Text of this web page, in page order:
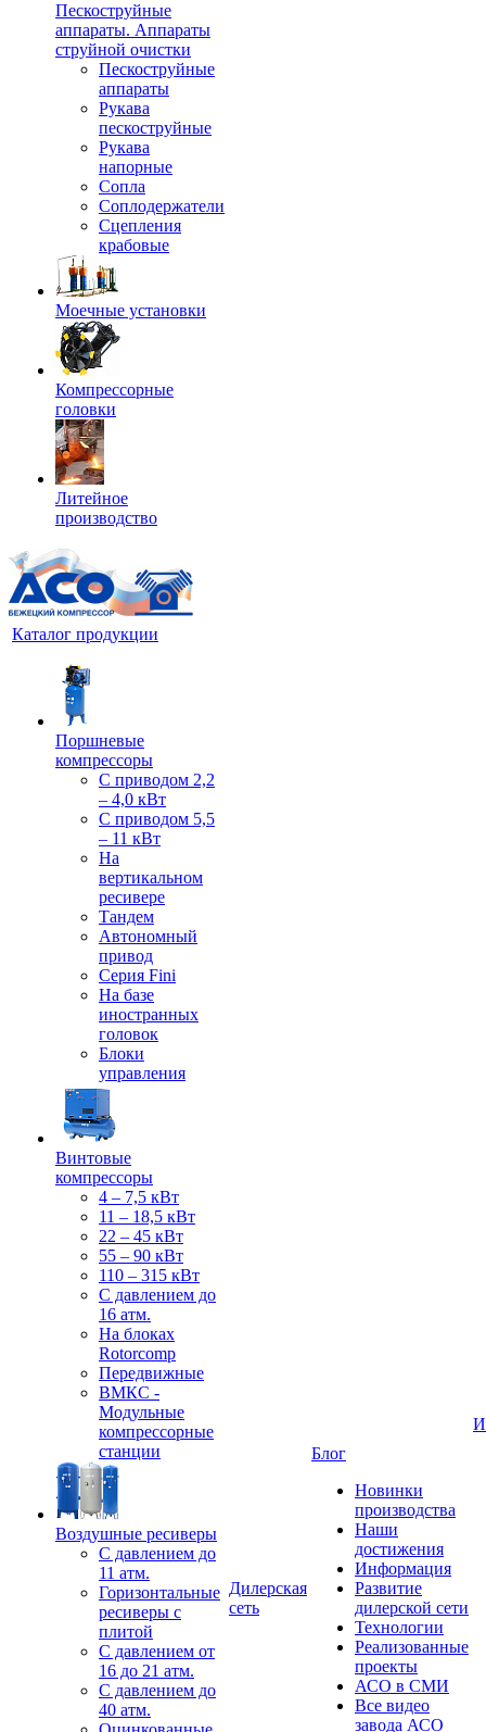
Пескоструйные
аппараты. Аппараты
струйной очистки
Пескоструйные
аппараты
Рукава
пескоструйные
Рукава
напорные
Сопла
Соплодержатели
Сцепления
крабовые
Моечные установки
Компрессорные
головки
Литейное
производство
Каталог продукции
Поршневые
компрессоры
С приводом 2,2
– 4,0 кВт
С приводом 5,5
– 11 кВт
На
вертикальном
ресивере
Тандем
Автономный
привод
Серия Fini
На базе
иностранных
головок
Блоки
управления
Винтовые
компрессоры
4 – 7,5 кВт
11 – 18,5 кВт
22 – 45 кВт
55 – 90 кВт
110 – 315 кВт
С давлением до
16 атм.
На блоках
Rotorcomp
Передвижные
ВМКС -
Модульные
компрессорные
станции
Воздушные ресиверы
С давлением до
11 атм.
Горизонтальные
ресиверы с
плитой
С давлением от
16 до 21 атм.
С давлением до
40 атм.
Дилерская
сеть
Блог
Новинки
производства
Наши
достижения
Информация
Развитие
дилерской сети
Технологии
Реализованные
проекты
АСО в СМИ
Все видео
завода АСО